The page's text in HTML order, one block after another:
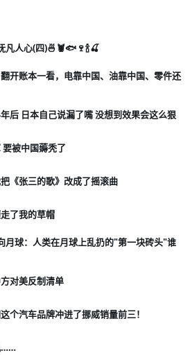
火味, 最抚凡人心(四)🍜🦞🐟🍷🍾🍒
开账本一看，电靠中国、油靠中国、零件还
后 日本自己说漏了嘴 没想到效果会这么狠
被中国薅秃了
把《张三的歌》改成了摇滚曲
走了我的草帽
月球：人类在月球上乱扔的"第一块砖头"谁
对美反制清单
个汽车品牌冲进了挪威销量前三！
……